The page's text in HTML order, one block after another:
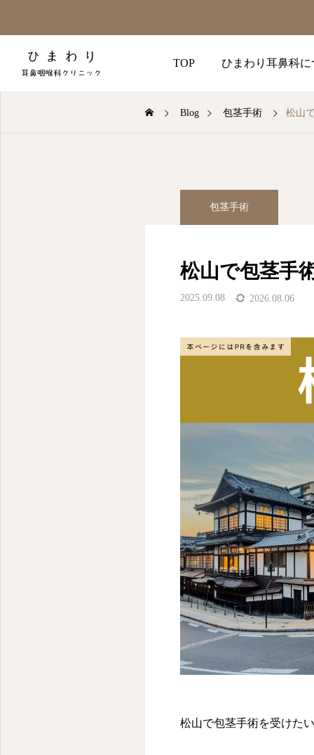
TOP ひまわり耳鼻科に
Blog 包茎手術 松山
包茎手術
松山で包茎手
2025.09.08 2026.08.06
松山で包茎手術を受けた